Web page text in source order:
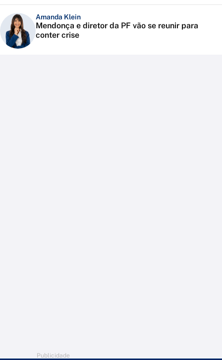
Amanda Klein
Mendonça e diretor da PF vão se reunir para
conter crise
Publicidade